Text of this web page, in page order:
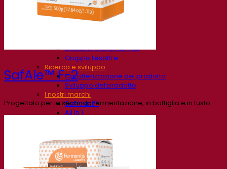
La nostra azienda
Chi siamo
Esperto di fermentazione
Sostenere la creatività
Gruppo Lesaffre
Ricerca e sviluppo
Caratterizzazione del prodotto
Sviluppo del prodotto
I nostri marchi
SafYeast™
All In 1
Produzione in conto terzi
Degustazioni di bevande
Soluzioni per la fermentazione
SafAle™ F-2
Progettato per la seconda fermentazione, in bottiglia e in fusto